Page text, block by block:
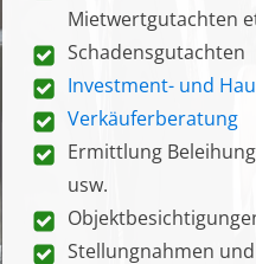
Mietwertgutachten
Schadensgutachten
Investment- und
Verkäuferberatung
Ermittlung
usw.
Stellungnahmen